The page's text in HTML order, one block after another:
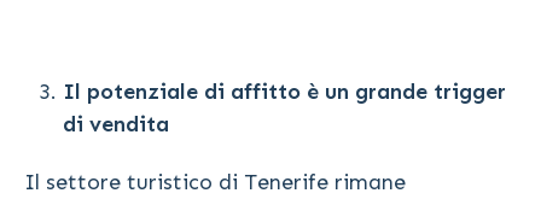
Il potenziale di affitto è un grande trigger
di vendita
Il settore turistico di Tenerife rimane